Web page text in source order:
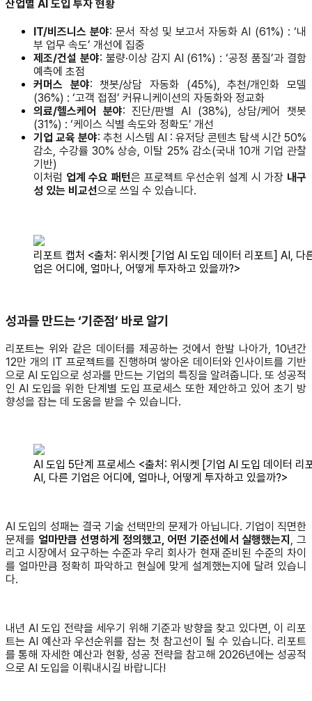
산업별 AI 도입 투자 현황
IT/비즈니스 분야: 문서 작성 및 보고서 자동화 AI (61%) : ‘내
부 업무 속도’ 개선에 집중
제조/건설 분야: 불량·이상 감지 AI (61%) : ‘공정 품질’과 결함
예측에 초점
커머스 분야: 챗봇/상담 자동화 (45%), 추천/개인화 모델
(36%) : ‘고객 접점’ 커뮤니케이션의 자동화와 정교화
의료/헬스케어 분야: 진단/판별 AI (38%), 상담/케어 챗봇
(31%) : ‘케이스 식별 속도와 정확도’ 개선
기업 교육 분야: 추천 시스템 AI : 유저당 콘텐츠 탐색 시간 50%
감소, 수강률 30% 상승, 이탈 25% 감소(국내 10개 기업 관찰
기반)
이처럼 업계 수요 패턴은 프로젝트 우선순위 설계 시 가장 내구
성 있는 비교선으로 쓰일 수 있습니다.
리포트 캡처 <출처: 위시켓 [기업 AI 도입 데이터 리포트] AI, 다
업은 어디에, 얼마나, 어떻게 투자하고 있을까?>
성과를 만드는 ‘기준점’ 바로 알기
리포트는 위와 같은 데이터를 제공하는 것에서 한발 나아가, 10년간
12만 개의 IT 프로젝트를 진행하며 쌓아온 데이터와 인사이트를 기반
으로 AI 도입으로 성과를 만드는 기업의 특징을 알려줍니다. 또 성공적
인 AI 도입을 위한 단계별 도입 프로세스 또한 제안하고 있어 초기 방
향성을 잡는 데 도움을 받을 수 있습니다.
AI 도입 5단계 프로세스 <출처: 위시켓 [기업 AI 도입 데이터 리
AI, 다른 기업은 어디에, 얼마나, 어떻게 투자하고 있을까?>
AI 도입의 성패는 결국 기술 선택만의 문제가 아닙니다. 기업이 직면한
문제를 얼마만큼 선명하게 정의했고, 어떤 기준선에서 실행했는지
, 그
리고 시장에서 요구하는 수준과 우리 회사가 현재 준비된 수준의 차이
를 얼마만큼 정확히 파악하고 현실에 맞게 설계했는지에 달려 있습니
다.
내년 AI 도입 전략을 세우기 위해 기준과 방향을 찾고 있다면, 이 리포
트는 AI 예산과 우선순위를 잡는 첫 참고선이 될 수 있습니다. 리포트
를 통해 자세한 예산과 현황, 성공 전략을 참고해 2026년에는 성공적
으로 AI 도입을 이뤄내시길 바랍니다!